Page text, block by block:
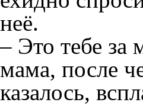
неё.
– Это тебе за
мама, после
казалось,